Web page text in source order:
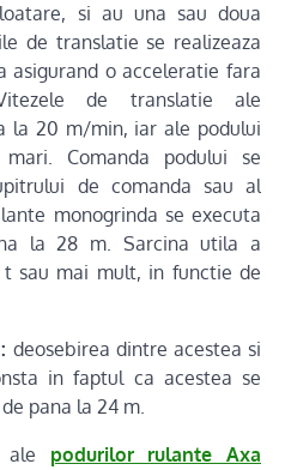
si au una sau doua
de translatie se realizeaza
asigurand o acceleratie fara
de translatie ale
la 20 m/min, iar ale podului
Comanda podului se
de comanda sau al
monogrinda se executa
la 28 m. Sarcina utila a
t sau mai mult, in functie de
deosebirea dintre acestea si
in faptul ca acestea se
pana la 24 m.
ale podurilor rulante Axa